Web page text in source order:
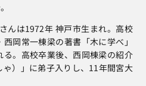
んは1972年 神戸市生まれ。高校
岡常一棟梁の著書「木に学べ」
。高校卒業後、西岡棟梁の紹介
）」に弟子入りし、11年間宮大